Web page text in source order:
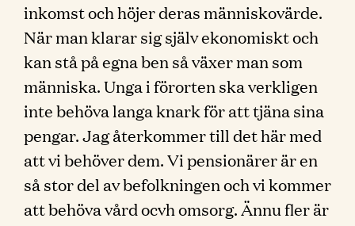
inkomst och höjer deras människovärde.
När man klarar sig själv ekonomiskt och
kan stå på egna ben så växer man som
människa. Unga i förorten ska verkligen
inte behöva langa knark för att tjäna sina
pengar. Jag återkommer till det här med
att vi behöver dem. Vi pensionärer är en
så stor del av befolkningen och vi kommer
att behöva vård ocvh omsorg. Ännu fler är